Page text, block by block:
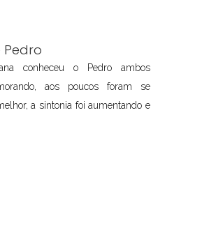
Pedro
conheceu o Pedro ambos
aos poucos foram se
a sintonia foi aumentando e